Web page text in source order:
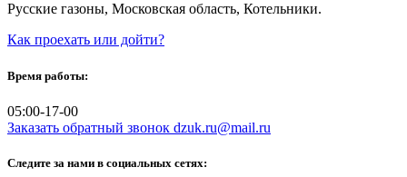
Русские газоны, Московская область, Котельники.
Как проехать или дойти?
Время работы:
05:00-17-00
Заказать обратный звонок dzuk.ru@mail.ru
Следите за нами в социальных сетях: